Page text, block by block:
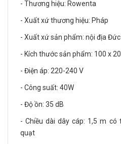
- Thương hiệu: Rowenta
- Xuất xứ thương hiệu: Pháp
- Xuất xứ sản phẩm: nội địa Đức
- Kích thước sản phẩm: 100 x
- Điện áp: 220-240 V
- Công suất: 40W
- Độ ồn: 35 dB
- Chiều dài dây cáp: 1,5 m
quạt